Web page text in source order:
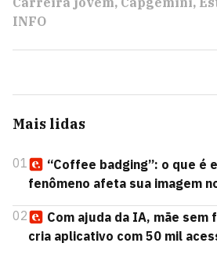
INFO
Mais lidas
01
“Coffee badging”: o que é
fenômeno afeta sua imagem
02
Com ajuda da IA, mãe sem
cria aplicativo com 50 mil